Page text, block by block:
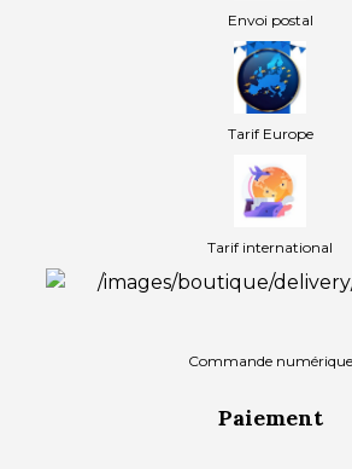
Envoi postal
Tarif Europe
Tarif international
Commande numérique
Paiement